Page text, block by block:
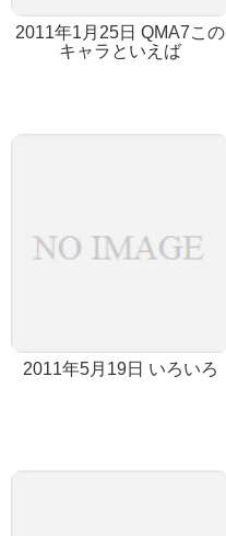
2011年1月25日 QMA7この
キャラといえば
2011年5月19日 いろいろ